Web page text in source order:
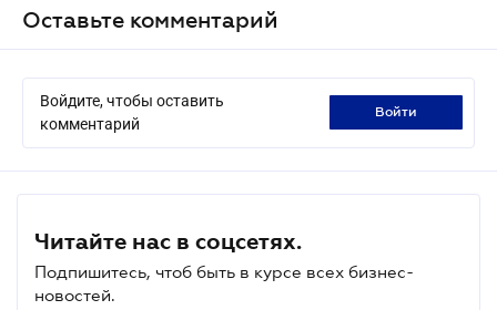
Оставьте комментарий
Войдите, чтобы оставить
комментарий
войти
Читайте нас в соцсетях.
Подпишитесь, чтоб быть в курсе всех бизнес-
новостей.